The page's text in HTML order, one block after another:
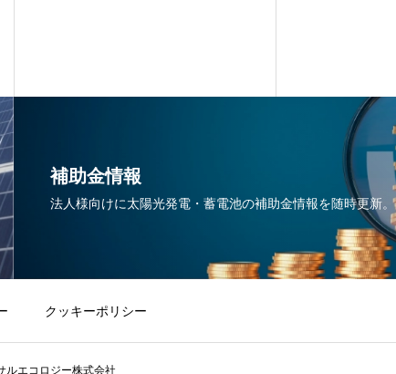
補助金情報
法人様向けに太陽光発電・蓄電池の補助金情報を随時更新。
クッキーポリシー
ルエコロジー株式会社